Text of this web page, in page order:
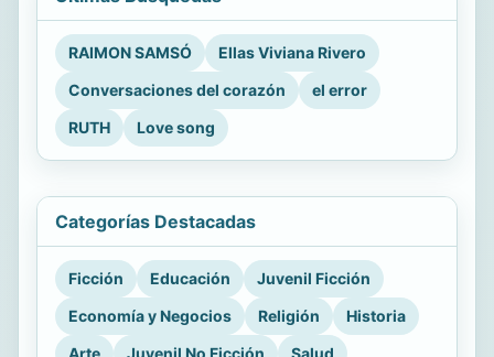
RAIMON SAMSÓ
Ellas Viviana Rivero
Conversaciones del corazón
el error
RUTH
Love song
Categorías Destacadas
Ficción Educación
Juvenil Ficción
Economía y Negocios
Religión
Historia